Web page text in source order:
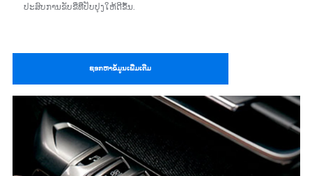
ປະສົບການຂັບຂີ່ທີ່ປັບປຸງໃຫ້ດີຂຶ້ນ.
ຊອກຫາຂໍ້ມູນເພີ່ມເຕີມ